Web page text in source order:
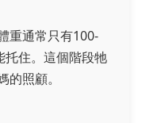
重通常只有100-
托住。這個階段牠
照顧。